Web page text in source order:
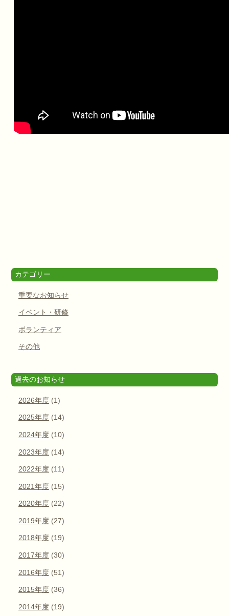
カテゴリー
重要なお知らせ
イベント・研修
ボランティア
その他
過去のお知らせ
2026年度 (1)
2025年度 (14)
2024年度 (10)
2023年度 (14)
2022年度 (11)
2021年度 (15)
2020年度 (22)
2019年度 (27)
2018年度 (19)
2017年度 (30)
2016年度 (51)
2015年度 (36)
2014年度 (19)